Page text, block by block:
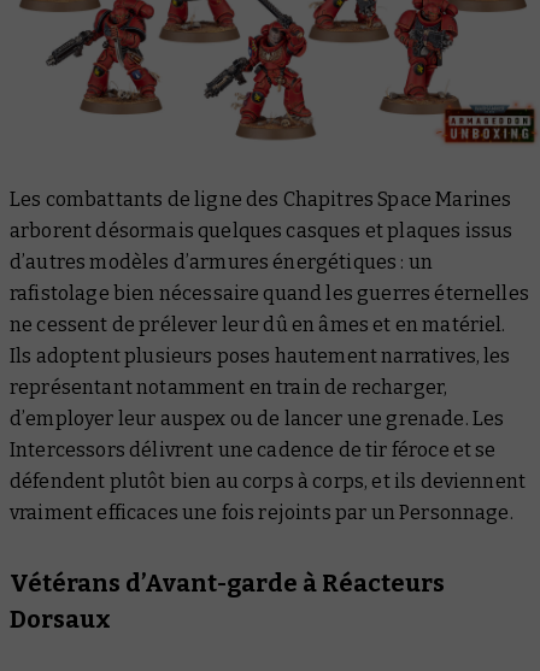
Les combattants de ligne des Chapitres Space Marines
arborent désormais quelques casques et plaques issus
d’autres modèles d’armures énergétiques : un
rafistolage bien nécessaire quand les guerres éternelles
ne cessent de prélever leur dû en âmes et en matériel.
Ils adoptent plusieurs poses hautement narratives, les
représentant notamment en train de recharger,
d’employer leur auspex ou de lancer une grenade. Les
Intercessors délivrent une cadence de tir féroce et se
défendent plutôt bien au corps à corps, et ils deviennent
vraiment efficaces une fois rejoints par un Personnage.
Vétérans d’Avant-garde à Réacteurs
Dorsaux